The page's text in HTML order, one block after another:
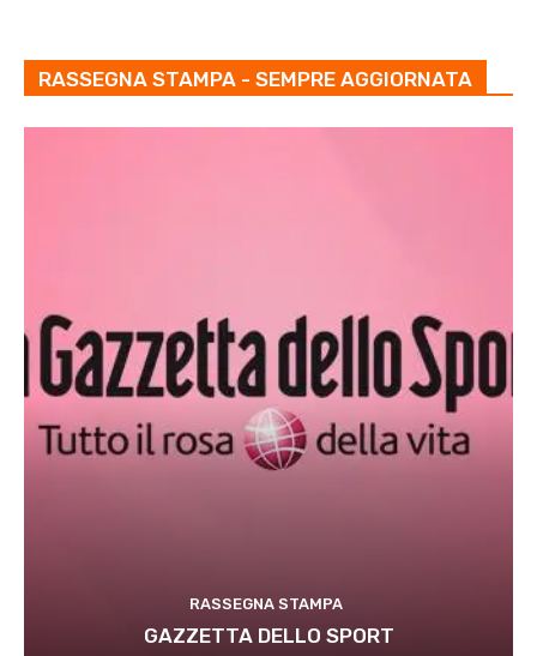
RASSEGNA STAMPA - SEMPRE AGGIORNATA
RASSEGNA STAMPA
GAZZETTA DELLO SPORT